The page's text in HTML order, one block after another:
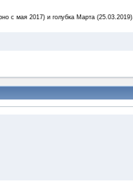
с мая 2017) и голубка Марта (25.03.2019).